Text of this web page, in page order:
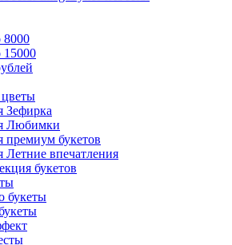
8000
15000
Зефирка
Любимки
премиум букетов
Летние впечатления
букетов
букеты